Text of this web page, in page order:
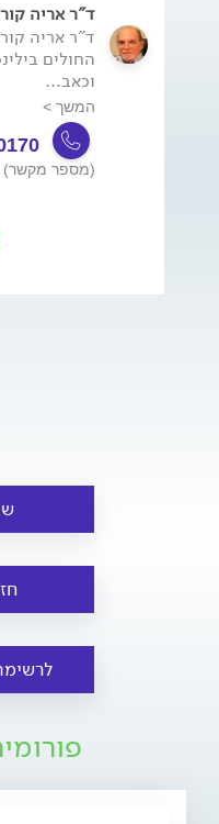
ד"ר אריה
ד"ר אריה
החולים
וכאב...
המשך >
(מספר מקשר)